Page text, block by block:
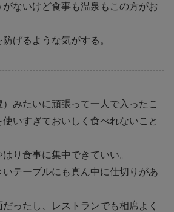
ないけど食事も温泉もこの方がお
げるような気がする。
みたいに頑張って一人で入ったこ
いすぎておいしく食べれないこと
り食事に集中できていい。
テーブルにも真ん中に仕切りがあ
ったし、レストランでも相席よく